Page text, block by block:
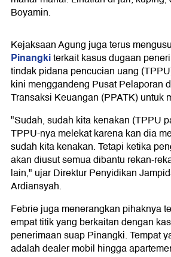
Boyamin.
Kejaksaan Agung juga terus
Pinangkiterkait kasus dugaan
tindak pidana pencucian uang
kini menggandeng Pusat Pelaporan
Transaksi Keuangan (PPATK) untuk
"Sudah, sudah kita kenakan (TPPU
TPPU-nya melekat karena kan dia
sudah kita kenakan. Tetapi ketika
akan diusut semua dibantu rekan-
lain," ujar Direktur Penyidikan
Ardiansyah.
Febrie juga menerangkan pihaknya
empat titik yang berkaitan dengan
penerimaan suap Pinangki. Tempat
adalah dealer mobil hingga